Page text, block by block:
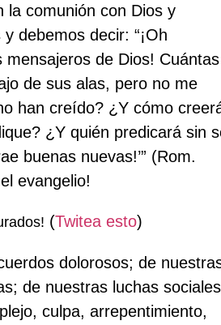
la comunión con Dios y
debemos decir: “¡Oh
de Dios! Cuántas
de sus alas, pero no me
han creído? ¿Y cómo
¿Y quién predicará sin
buenas nuevas!’” (Rom.
evangelio!
(Twitea esto)
dolorosos; de
de nuestras luchas
culpa, arrepentimiento,